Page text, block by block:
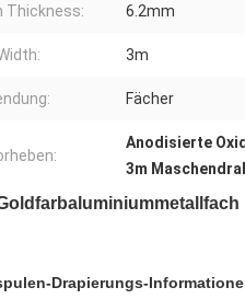
Thickness: 6.2mm
3m
Fächer
Anodisierte
3m
Drapierungs-